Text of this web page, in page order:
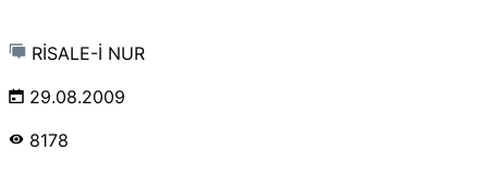
RİSALE-İ NUR
29.08.2009
8178